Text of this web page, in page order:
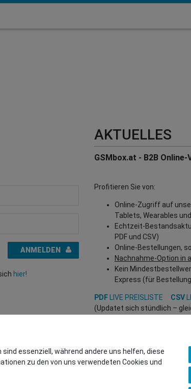
ANMELDEN
hier!
AKTUELLES
GSMbox.at - B2B
Profitieren Sie von:
Online-Zugriff auf
Tablets, Wearables
Echtzeit-
PDF und CSV)
Online-Bestellungen,
Nachnahme-Option in
Kein
Express (für
PDF LIVE PREISLISTE CSV
(Updatet sich stündlich –
(Nur für Wiederverkäufer und
essenziell, während andere uns helfen, diese
zu den von uns verwendeten Cookies und